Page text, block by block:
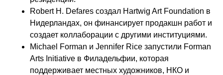
Robert H. Defares создал Hartwig Art Foundation в
Нидерландах, он финансирует продакшн работ и
создает коллаборации с другими институциями.
Michael Forman и Jennifer Rice запустили Forman
Arts Initiative в Филадельфии, которая
поддерживает местных художников, НКО и